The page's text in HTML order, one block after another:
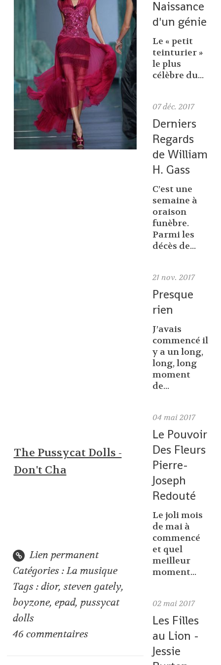
The Pussycat Dolls -
Don't Cha
Lien permanent
Catégories :La musique
Tags :dior,steven gately,
boyzone,epad,pussycat
dolls
46 commentaires
Naissance
d'un génie
Le « petit
teinturier »
le plus
célèbre du...
07 déc. 2017
Derniers
Regards
de William
H. Gass
C’est une
semaine à
oraison
funèbre.
Parmi les
décès de...
21 nov. 2017
Presque
rien
J’avais
commencé il
y a un long,
long, long
moment
de...
04 mai 2017
Le Pouvoir
Des Fleurs
Pierre-
Joseph
Redouté
Le joli mois
de mai à
commencé
et quel
meilleur
moment...
02 mai 2017
Les Filles
au Lion -
Jessie